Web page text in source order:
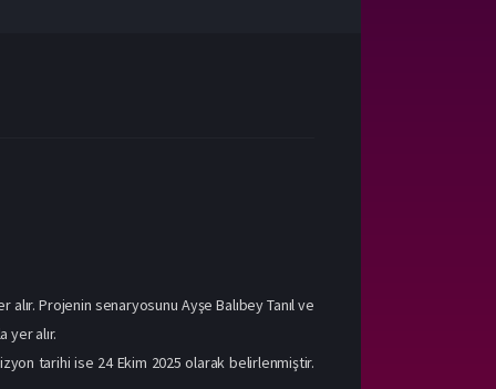
Projenin senaryosunu Ayşe Balıbey Tanıl ve
yer alır.
tarihi ise 24 Ekim 2025 olarak belirlenmiştir.